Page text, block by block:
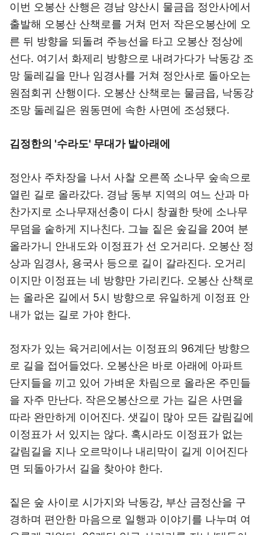
이번 오봉산 산행은 경남 양산시 물금읍 정안사에서
출발해 오봉산 산책로를 거쳐 먼저 작은오봉산에 오
른 뒤 방향을 되돌려 주능선을 타고 오봉산 정상에
선다. 여기서 화제리 방향으로 내려가다가 낙동강 조
망 둘레길을 만나 임경사를 거쳐 정안사로 돌아오는
원점회귀 산행이다. 오봉산 산책로는 물금읍, 낙동강
조망 둘레길은 원동면에 속한 사면에 조성됐다.
김정한의 '수라도' 무대가 발아래에
정안사 주차장을 나서 사찰 오른쪽 소나무 숲속으로
열린 길로 올라갔다. 경남 동부 지역의 여느 산과 마
찬가지로 소나무재선충이 다시 창궐한 탓에 소나무
무덤을 숱하게 지나친다. 그늘 짙은 숲길을 20여 분
올라가니 안내도와 이정표가 선 오거리다. 오봉산 정
상과 임경사, 용국사 등으로 길이 갈라진다. 오거리
이지만 이정표는 네 방향만 가리킨다. 오봉산 산책로
는 올라온 길에서 5시 방향으로 유일하게 이정표 안
내가 없는 길로 가야 한다.
정자가 있는 육거리에서는 이정표의 96계단 방향으
로 길을 접어들었다. 오봉산은 바로 아래에 아파트
단지들을 끼고 있어 가벼운 차림으로 올라온 주민들
을 자주 만난다. 작은오봉산으로 가는 길은 사면을
따라 완만하게 이어진다. 샛길이 많아 모든 갈림길에
이정표가 서 있지는 않다. 혹시라도 이정표가 없는
갈림길을 지나 오르막이나 내리막이 길게 이어진다
면 되돌아가서 길을 찾아야 한다.
짙은 숲 사이로 시가지와 낙동강, 부산 금정산을 구
경하며 편안한 마음으로 일행과 이야기를 나누며 여